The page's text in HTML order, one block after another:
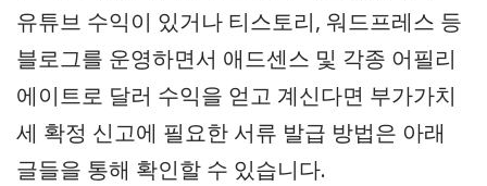
유튜브 수익이 있거나 티스토리, 워드프레스 등
블로그를 운영하면서 애드센스 및 각종 어필리
에이트로 달러 수익을 얻고 계신다면 부가가치
세 확정 신고에 필요한 서류 발급 방법은 아래
글들을 통해 확인할 수 있습니다.